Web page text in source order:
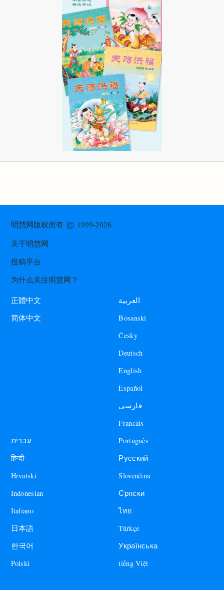
明慧网版权所有© 1999-2026
关于明慧网
投稿平台
为什么关注明慧网？
正體中文
简体中文
العربية
Bosanski
Česky
Deutsch
English
Español
فارسی
Francais
עברית
हिन्दी
Hrvatski
Indonesian
Italiano
日本語
한국어
Polski
Português
Русский
Slovenčina
Српски
ไทย
Türkçe
Українська
tiếng Việt